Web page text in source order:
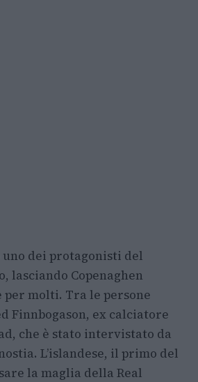
uno dei protagonisti del
lasciando Copenaghen
molti. Tra le persone
Finnbogason, ex calciatore
che è stato intervistato da
L’islandese, il primo del
la maglia della Real